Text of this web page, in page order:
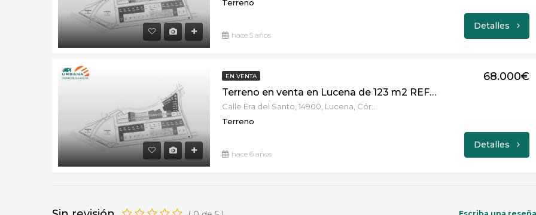
Terreno
hace 5 años
Detalles
EN VENTA
Terreno en venta en Lucena de 123 m2 REF:3318
Terreno
hace 6 años
68.000€
Detalles